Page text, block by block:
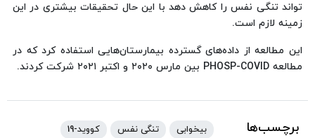
تواند تنگی نفس را کاهش دهد با این حال تحقیقات بیشتری در این
زمینه لازم است.
این مطالعه از داده‌های گسترده بیمارستان‌هایی استفاده کرد که در
مطالعه PHOSP-COVID بین مارس ۲۰۲۰ و اکتبر ۲۰۲۱ شرکت کردند.
برچسب‌ها بیخوابی تنگی نفس کووید-19